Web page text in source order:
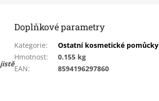
jistě
Doplňkové parametry
Kategorie:
Ostatní kosmetické pomůcky
Hmotnost:
0.155 kg
EAN: 8594196297860